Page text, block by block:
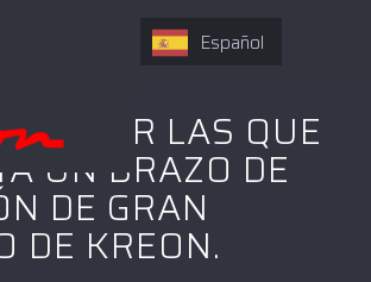
POR LAS QUE
UN BRAZO DE
DE GRAN
DE KREON.
Español